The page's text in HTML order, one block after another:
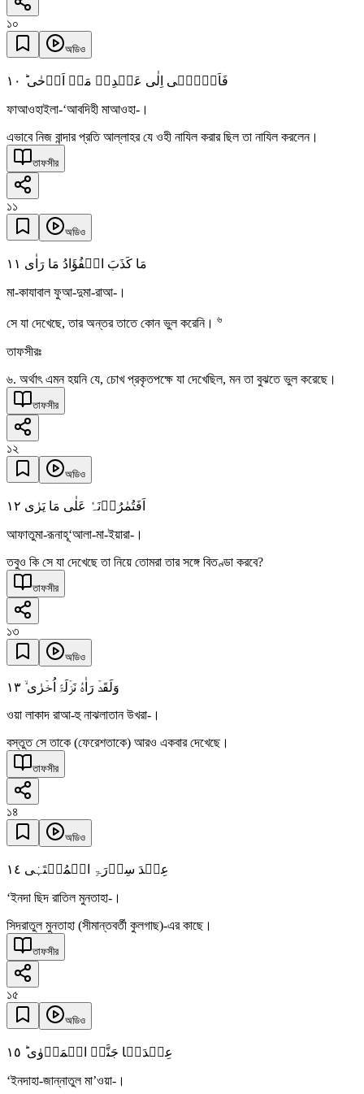
১০
অডিও
فَاَوۡحٰۤی اِلٰی عَبۡدِہٖ مَاۤ اَوۡحٰی ؕ ١۰
ফাআওহাইলা-‘আবদিহী মাআওহা-।
এভাবে নিজ বান্দার প্রতি আল্লাহর যে ওহী নাযিল করার ছিল তা নাযিল করলেন।
তাফসীর
১১
অডিও
مَا کَذَبَ الۡفُؤَادُ مَا رَاٰی ١١
মা-কাযাবাল ফুআ-দুমা-রাআ-।
সে যা দেখেছে, তার অন্তর তাতে কোন ভুল করেনি। ৬
তাফসীরঃ
৬. অর্থাৎ এমন হয়নি যে, চোখ প্রকৃতপক্ষে যা দেখেছিল, মন তা বুঝতে ভুল করেছে।
তাফসীর
১২
অডিও
اَفَتُمٰرُوۡنَہٗ عَلٰی مَا یَرٰی ١٢
আফাতুমা-রূনাহূ‘আলা-মা-ইয়ারা-।
তবুও কি সে যা দেখেছে তা নিয়ে তোমরা তার সঙ্গে বিতণ্ডা করবে?
তাফসীর
১৩
অডিও
وَلَقَدۡ رَاٰہُ نَزۡلَۃً اُخۡرٰی ۙ ١٣
ওয়া লাকাদ রাআ-হু নাঝলাতান উখরা-।
বস্তুত সে তাকে (ফেরেশতাকে) আরও একবার দেখেছে।
তাফসীর
১৪
অডিও
عِنۡدَ سِدۡرَۃِ الۡمُنۡتَہٰی ١٤
‘ইনদা ছিদ রাতিল মুনতাহা-।
সিদরাতুল মুনতাহা (সীমান্তবর্তী কুলগাছ)-এর কাছে।
তাফসীর
১৫
অডিও
عِنۡدَہَا جَنَّۃُ الۡمَاۡوٰی ؕ ١٥
‘ইনদাহা-জান্নাতুল মা’ওয়া-।